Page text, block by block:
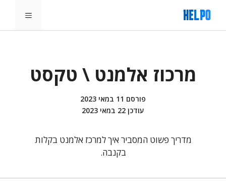
לתוכן
תפריט
מרכוז אלמנט \ טקסט
פורסם 11 במאי 2023
עודכן 22 במאי 2023
מדריך פשוט המסביר איך למרכז אלמנט בקלות
בקנבה.